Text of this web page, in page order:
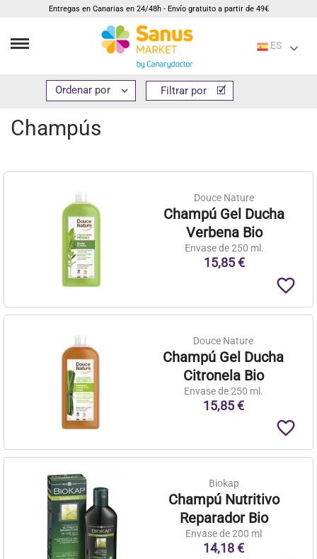
Entregas en Canarias en 24/48h - Envío gratuito a partir de 49€
ES
Cosmética e higiene Cuidado capilar Champús
Champús
 Filtrar por
Douce Nature
Champú Gel Ducha
Verbena Bio
Envase de 250 ml.
15,85 €
favorite_border
Douce Nature
Champú Gel Ducha
Citronela Bio
Envase de 250 ml.
15,85 €
favorite_border
Biokap
Champú Nutritivo
Reparador Bio
Envase de 200 ml
14,18 €
 Filtrar por